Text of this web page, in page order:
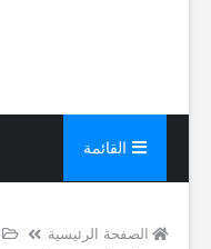
القائمة
الصفحة الرئيسية